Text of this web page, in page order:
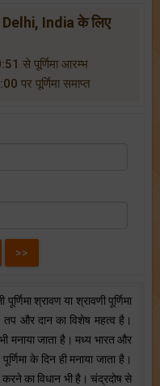
Delhi, India के लिए
से पूर्णिमा आरम्भ
पूर्णिमा समाप्त
श्रावण या श्रावणी पूर्णिमा
तप और दान का विशेष महत्व है।
भी मनाया जाता है। मध्य भारत और
के दिन ही मनाया जाता है।
का विधान भी है। चंद्रदोष से